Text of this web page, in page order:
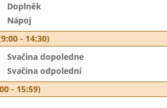
Doplněk
Nápoj
- 14:30)
Svačina dopoledne
Svačina odpolední
- 15:59)